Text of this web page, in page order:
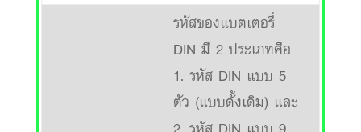
รหัสของแบตเตอรี่
DIN มี 2 ประเภทคือ
1. รหัส DIN แบบ 5
ตัว (แบบดั้งเดิม) และ